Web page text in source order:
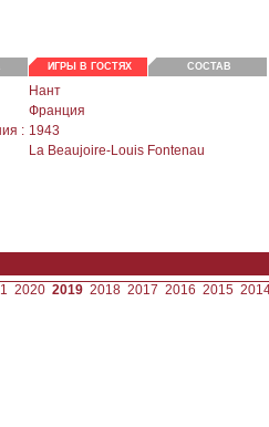
ИГРЫ В ГОСТЯХ СОСТАВ
Нант
Франция
: 1943
La Beaujoire-Louis Fontenau
2020 2019 2018 2017 2016 2015